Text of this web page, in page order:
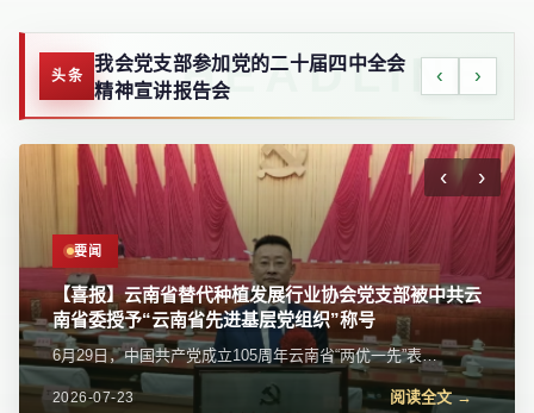
头条
我会党支部参加党的二十届四中全会
精神宣讲报告会
携手共进 初心如磐-云南省替代种植发
展行业协会第五届会员大会在昆召开
‹ ›
要闻
我会党支部参加党的二十届四中全会精神宣讲报告会
近日，我会党支部参加金碧街道党工委举办的学习贯彻党
的二十届四中全会精神宣讲报告会。区委宣传部常务副部
长、区委网信办主任苏学峰带队宣讲，社区党委、...
2026-07-23 阅读全文 →
‹ ›